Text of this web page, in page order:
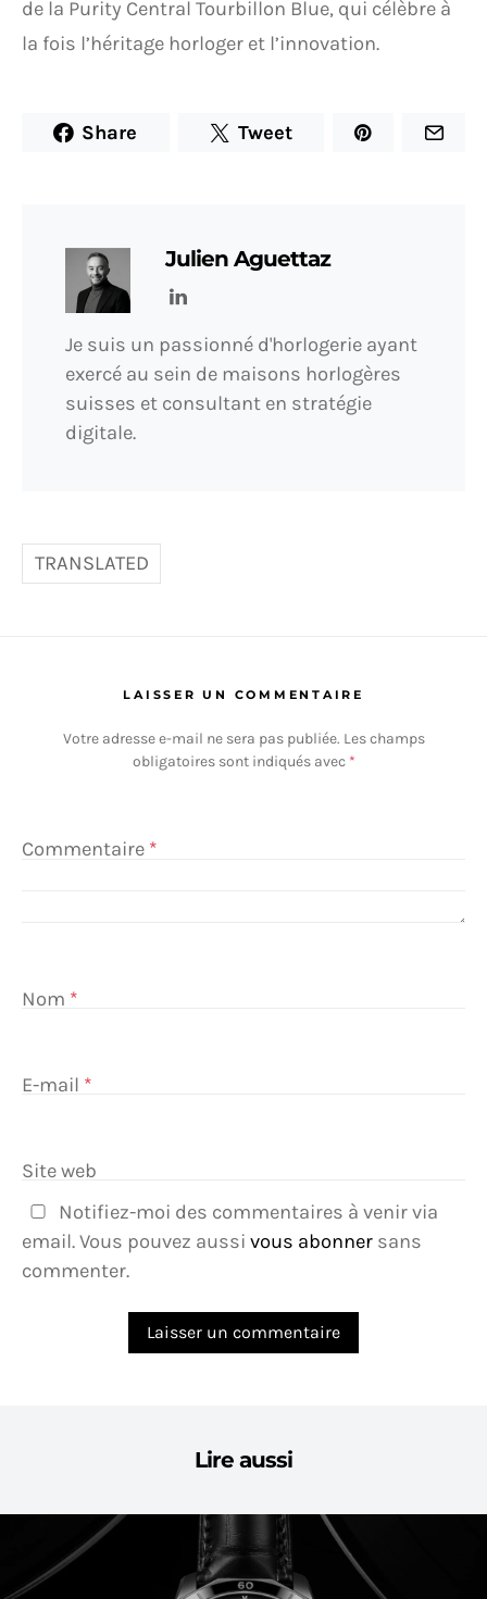
de la Purity Central Tourbillon Blue, qui célèbre à
la fois l’héritage horloger et l’innovation.
Share Tweet
Julien Aguettaz
Je suis un passionné d'horlogerie ayant
exercé au sein de maisons horlogères
suisses et consultant en stratégie
digitale.
TRANSLATED
LAISSER UN COMMENTAIRE
Votre adresse e-mail ne sera pas publiée. Les champs
obligatoires sont indiqués avec *
Commentaire *
Nom *
E-mail *
Site web
Notifiez-moi des commentaires à venir via
email. Vous pouvez aussi vous abonner sans
commenter.
Lire aussi